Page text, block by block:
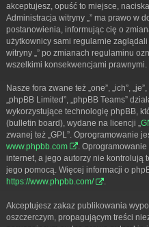
akceptujesz, opuść to miejsce,
Administracja witryny „” ma prawo w
postanowienia, informując cię o
użytkownicy sami regularnie
witryny „” po zmianach regulaminu
wszelkimi konsekwencjami prawnymi.
Nasze fora zwane też „one”, „ich”,
„phpBB Limited”, „phpBB Teams”
wykorzystujące technologię phpBB,
(bulletin board), wydane na licencji „
zwanej też „GPL”. Oprogramowanie
www.phpbb.com
.
internet, a jego autorzy nie kontrolują
jego pomocą. Więcej informacji o
https://www.phpbb.com/
.
Akceptujesz zakaz publikowania
oszczerczym, propagującym treści